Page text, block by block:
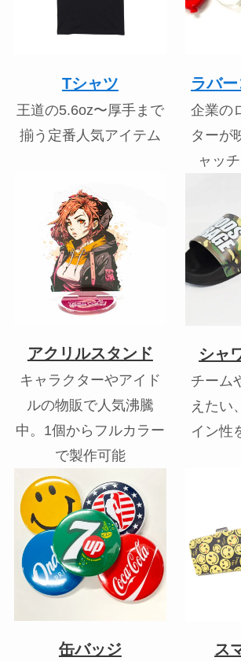
Tシャツ
王道の5.6oz〜厚手まで
揃う定番人気アイテム
ラバ
企業の
ターが
ャッ
アクリルスタンド
キャラクターやアイド
ルの物販で人気沸騰
中。1個からフルカラー
で製作可能
シャ
チーム
えたい
イン性
缶バッジ ス